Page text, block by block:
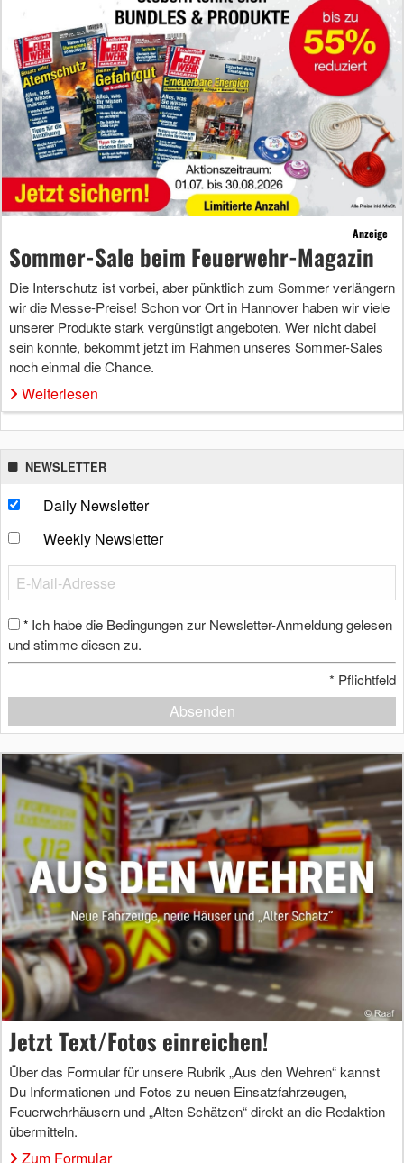
Anzeige
Sommer-Sale beim Feuerwehr-Magazin
Die Interschutz ist vorbei, aber pünktlich zum Sommer verlängern
wir die Messe-Preise! Schon vor Ort in Hannover haben wir viele
unserer Produkte stark vergünstigt angeboten. Wer nicht dabei
sein konnte, bekommt jetzt im Rahmen unseres Sommer-Sales
noch einmal die Chance.
Weiterlesen
NEWSLETTER
Daily Newsletter
Weekly Newsletter
* Ich habe die Bedingungen zur Newsletter-Anmeldung gelesen
und stimme diesen zu.
* Pflichtfeld
Absenden
Jetzt Text/Fotos einreichen!
Über das Formular für unsere Rubrik „Aus den Wehren“ kannst
Du Informationen und Fotos zu neuen Einsatzfahrzeugen,
Feuerwehrhäusern und „Alten Schätzen“ direkt an die Redaktion
übermitteln.
Zum Formular